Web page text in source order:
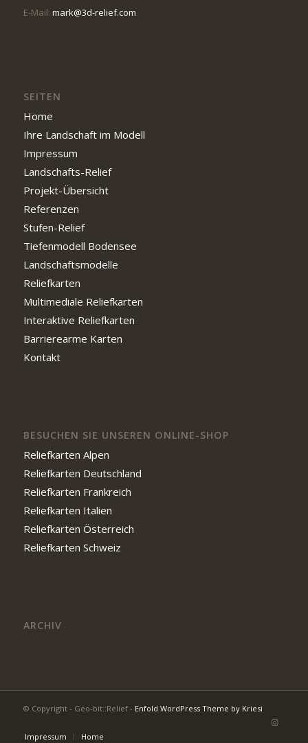
E-Mail: mark@3d-relief.com
SEITEN
Home
Ihre Landschaft im Modell
Impressum
Landschafts-Relief
Projekt-Übersicht
Referenzen
Stufen-Relief
Tiefenmodell Bodensee
Landschaftsmodelle
Reliefkarten
Multimediale Reliefkarten
Interaktive Reliefkarten
Barrierearme Karten
Kontakt
BESUCHEN SIE UNSEREN ONLINE-SHOP
Reliefkarten Alpen
Reliefkarten Deutschland
Reliefkarten Frankreich
Reliefkarten Italien
Reliefkarten Österreich
Reliefkarten Schweiz
ARCHIV
© Copyright - Geo-bit::Relief - Enfold WordPress Theme by Kriesi
Impressum Home